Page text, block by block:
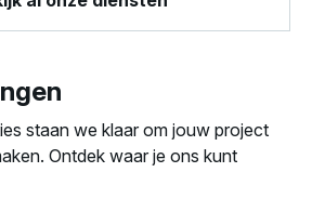
staan we klaar om jouw project
Ontdek waar je ons kunt